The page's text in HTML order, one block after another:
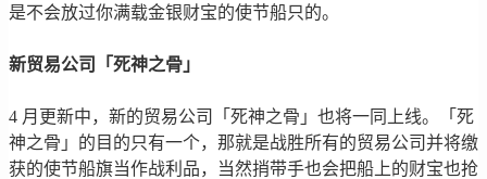
是不会放过你满载金银财宝的使节船只的。
新贸易公司「死神之骨」
4 月更新中，新的贸易公司「死神之骨」也将一同上线。「死
神之骨」的目的只有一个，那就是战胜所有的贸易公司并将缴
获的使节船旗当作战利品，当然捎带手也会把船上的财宝也抢